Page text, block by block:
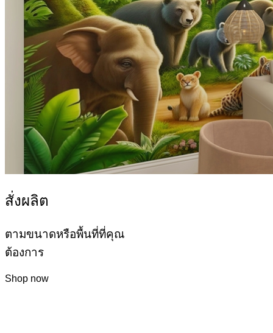
สั่งผลิต
ตามขนาดหรือพื้นที่ที่คุณ
ต้องการ
Shop now